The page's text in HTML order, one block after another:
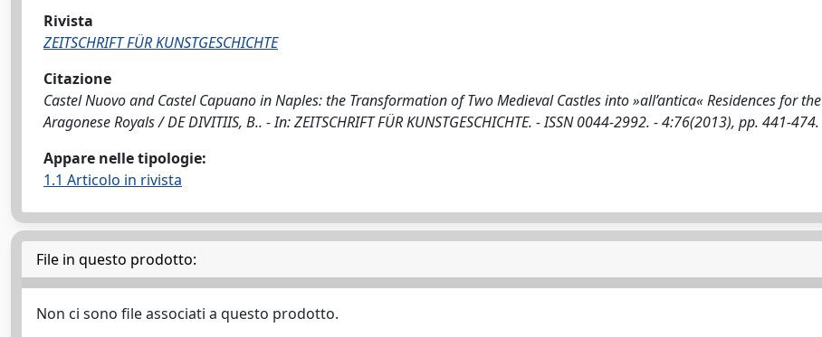
Rivista
ZEITSCHRIFT FÜR KUNSTGESCHICHTE
Citazione
Castel Nuovo and Castel Capuano in Naples: the Transformation of Two Medieval Castles into »all’antica« Residences for the
Aragonese Royals / DE DIVITIIS, B.. - In: ZEITSCHRIFT FÜR KUNSTGESCHICHTE. - ISSN 0044-2992. - 4:76(2013), pp. 441-474.
Appare nelle tipologie:
1.1 Articolo in rivista
File in questo prodotto:
Non ci sono file associati a questo prodotto.